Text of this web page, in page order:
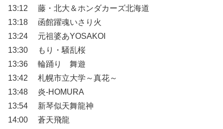
13:12 藤・北大＆ホンダカーズ北海道
13:18 函館躍魂いさり火
13:24 元祖婆あYOSAKOI
13:30 もり・騒乱桜
13:36 輪踊り 舞遊
13:42 札幌市立大学～真花～
13:48 炎-HOMURA
13:54 新琴似天舞龍神
14:00 蒼天飛龍